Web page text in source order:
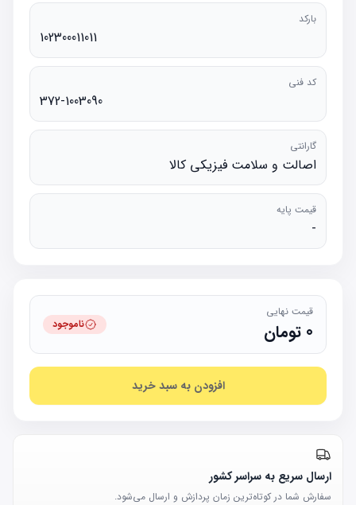
بارکد
102300011011
کد فنی
372-1003090
گارانتی
اصالت و سلامت فیزیکی کالا
قیمت پایه
-
قیمت نهایی
0 تومان ناموجود
افزودن به سبد خرید
ارسال سریع به سراسر کشور
سفارش شما در کوتاه‌ترین زمان پردازش و ارسال می‌شود.